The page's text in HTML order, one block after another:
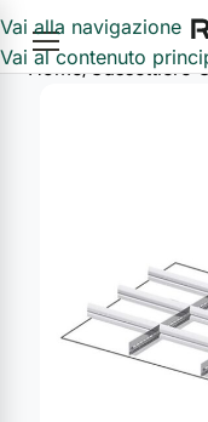
Vai alla navigazione
Vai al contenuto
Home Cassettiere